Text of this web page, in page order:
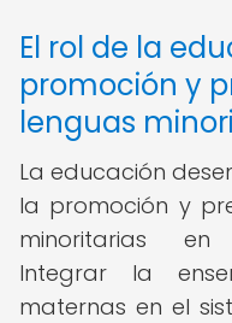
El rol de la
promoción y
lenguas
La educación
la promoción y
minoritarias en
Integrar la
maternas en el